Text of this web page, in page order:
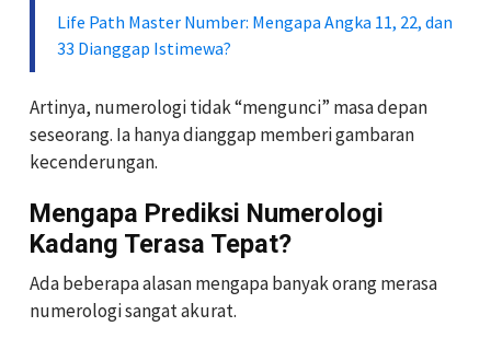
Life Path Master Number: Mengapa Angka 11, 22, dan
33 Dianggap Istimewa?
Artinya, numerologi tidak “mengunci” masa depan
seseorang. Ia hanya dianggap memberi gambaran
kecenderungan.
Mengapa Prediksi Numerologi
Kadang Terasa Tepat?
Ada beberapa alasan mengapa banyak orang merasa
numerologi sangat akurat.